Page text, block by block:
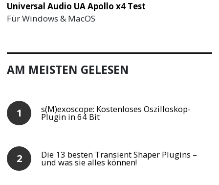
Universal Audio UA Apollo x4 Test
Für Windows & MacOS
AM MEISTEN GELESEN
s(M)exoscope: Kostenloses Oszilloskop-
Plugin in 64 Bit
Die 13 besten Transient Shaper Plugins –
und was sie alles können!